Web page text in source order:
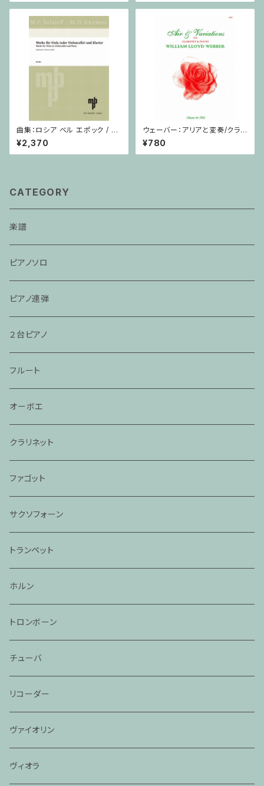
曲集：ロシア ベル エポック / ヴ
ィオラ（またはチェロ）・ピアノ
¥2,370
ウェーバー：アリアと変奏/クラリ
ネット・ピアノ
¥780
CATEGORY
楽譜
ピアノソロ
ピアノ連弾
２台ピアノ
フルート
オーボエ
クラリネット
ファゴット
サクソフォーン
トランペット
ホルン
トロンボーン
チューバ
リコーダー
ヴァイオリン
ヴィオラ